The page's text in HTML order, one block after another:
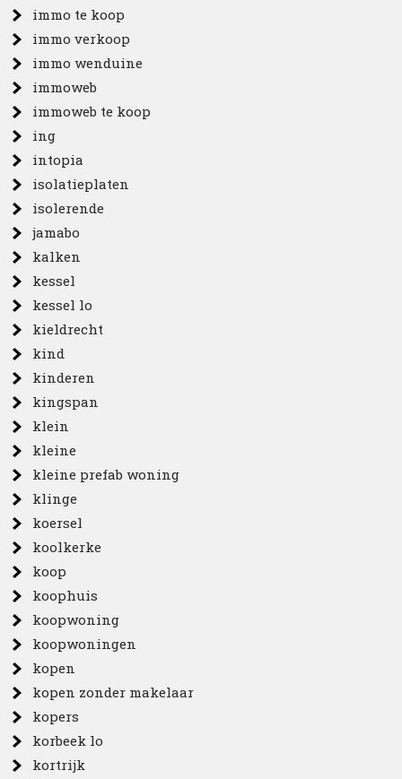
immo te koop
immo verkoop
immo wenduine
immoweb
immoweb te koop
ing
intopia
isolatieplaten
isolerende
jamabo
kalken
kessel
kessel lo
kieldrecht
kind
kinderen
kingspan
klein
kleine
kleine prefab woning
klinge
koersel
koolkerke
koop
koophuis
koopwoning
koopwoningen
kopen
kopen zonder makelaar
kopers
korbeek lo
kortrijk